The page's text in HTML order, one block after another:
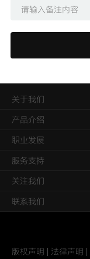
关于我们
产品介绍
职业发展
服务支持
关注我们
联系我们
版权声明 | 法律声明 |